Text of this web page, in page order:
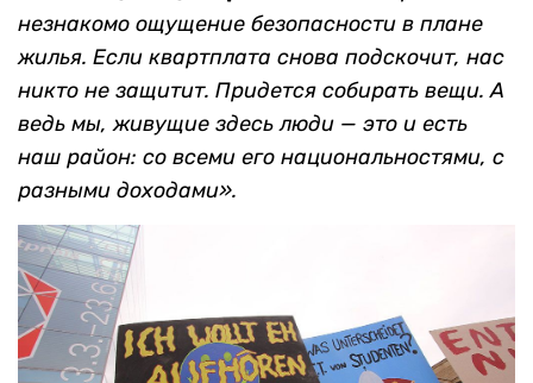
незнакомо ощущение безопасности в плане
жилья. Если квартплата снова подскочит, нас
никто не защитит. Придется собирать вещи. А
ведь мы, живущие здесь люди — это и есть
наш район: со всеми его национальностями, с
разными доходами».